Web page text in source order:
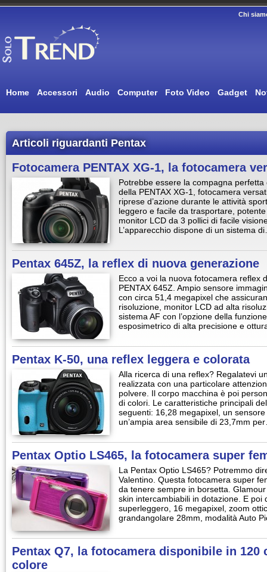
Chi
Home Accessori Audio Computer Foto Video Gadget
Articoli riguardanti Pentax
Fotocamera PENTAX XG-1, la fotocamera
Potrebbe essere la compagna
della PENTAX XG-1, fotocamera
riprese d’azione durante le attività
leggero e facile da trasportare,
monitor LCD da 3 pollici di facile
L’apparecchio dispone di un sistema
Pentax 645Z, la reflex di nuova generazione
Ecco a voi la nuova fotocamera reflex
PENTAX 645Z. Ampio sensore
con circa 51,4 megapixel che
risoluzione, monitor LCD ad alta
sistema AF con l’opzione della
esposimetrico di alta precisione e
Pentax K-50, una reflex leggera e colorata
Alla ricerca di una reflex? Regalatevi
realizzata con una particolare
polvere. Il corpo macchina è poi
di colori. Le caratteristiche principali
seguenti: 16,28 megapixel, un
un’ampia area sensibile di 23,7mm
Pentax Optio LS465, la fotocamera super
La Pentax Optio LS465? Potremmo
Valentino. Questa fotocamera super
da tenere sempre in borsetta.
skin intercambiabili in dotazione. E poi
superleggero, 16 megapixel, zoom
grandangolare 28mm, modalità Auto
Pentax Q7, la fotocamera disponibile in 120
colore